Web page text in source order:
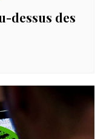
dessus des